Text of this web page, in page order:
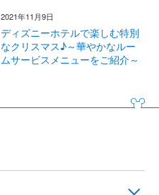
2021年11月9日
ディズニーホテルで楽しむ特別
なクリスマス♪～華やかなルー
ムサービスメニューをご紹介～